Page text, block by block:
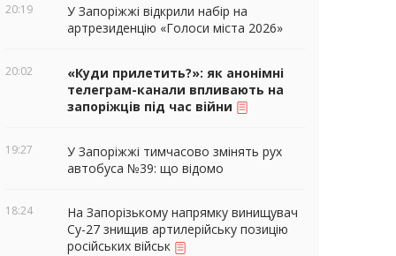
20:19
У Запоріжжі відкрили набір на
артрезиденцію «Голоси міста 2026»
20:02
«Куди прилетить?»: як анонімні
телеграм-канали впливають на
запоріжців під час війни
19:27
У Запоріжжі тимчасово змінять рух
автобуса №39: що відомо
18:24
На Запорізькому напрямку винищувач
Су-27 знищив артилерійську позицію
російських військ